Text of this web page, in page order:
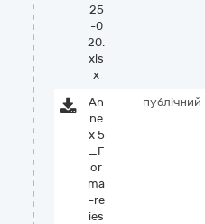
25
-0
20.
xls
x
An
ne
x 5
_F
or
ma
-re
ies
публічний